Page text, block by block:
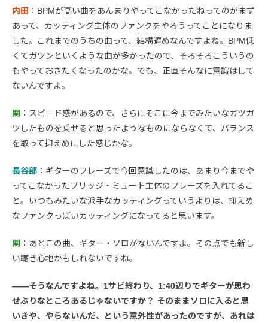
内田 ：BPMが高い曲をあんまりやってこなかったねってのがまず
あって、カッティング主体のファンクをやろうってことになりま
した。これまでのうちの曲って、結構遅めなんですよね。BPM低
くてガツンといくような曲が多かったので、そろそろこういうの
もやっておきたくなったのかな。でも、正直そんなに意識はして
ないんですよ。
関 ：スピード感があるので、さらにそこに今までみたいなガツガ
ツしたものを乗せると思ったようなものにならなくて、バランス
を取って抑えめにした感じかな。
長谷部 ：ギターのフレーズで今回意識したのは、あまり今までや
ってこなかったブリッジ・ミュート主体のフレーズを入れてるこ
と。いつもみたいな派手なカッティングっていうよりは、抑えめ
なファンクっぽいカッティングになってると思います。
関 ：あとこの曲、ギター・ソロがないんですよ。その点でも新し
い聴き心地かもしれないですね。
――そうなんですよね。1サビ終わり、1:40辺りでギターが思わ
せぶりなところあるじゃないですか？ そのままソロに入ると思
いきや、やらないんだ、という意外性があったのですが、あれは